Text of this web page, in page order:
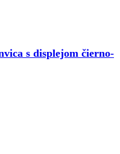
s displejom čierno-